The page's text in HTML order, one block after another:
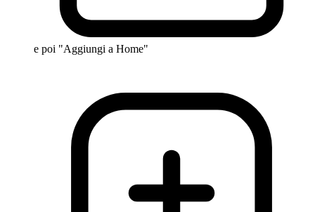
e poi "Aggiungi a Home"